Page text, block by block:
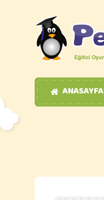
ANASAYFA